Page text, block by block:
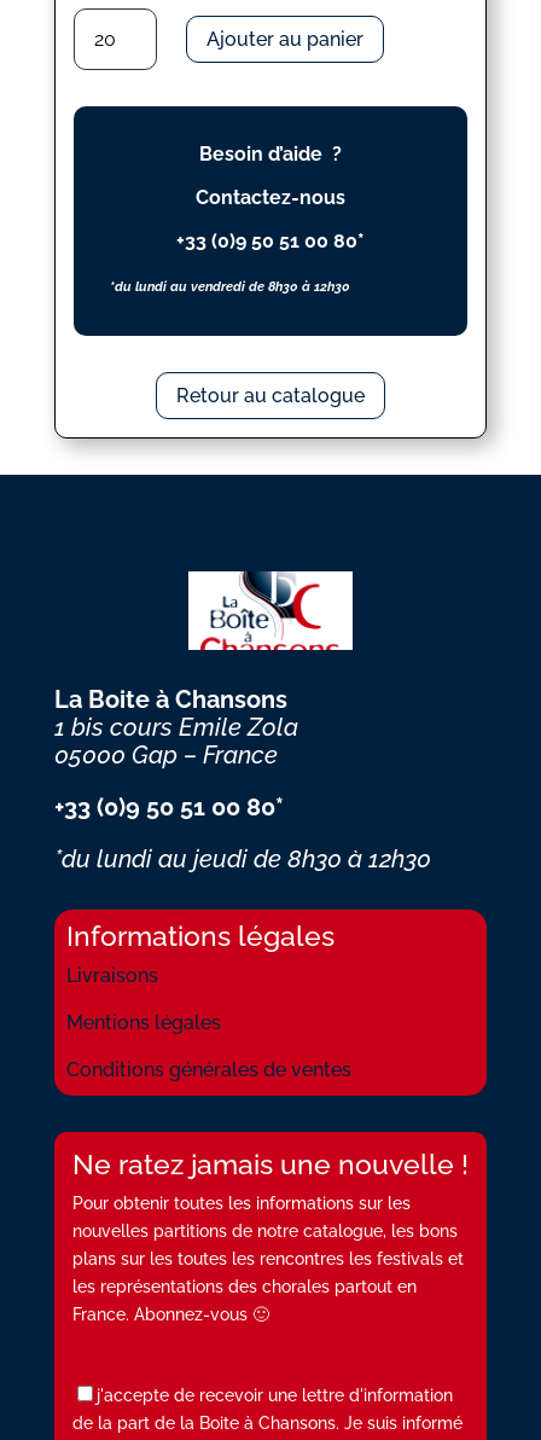
quantité
AVANCER
Ajouter au panier
Besoin d’aide ?
Contactez-nous
+33 (0)9 50 51 00 80*
*du lundi au vendredi de 8h30 à 12h30
Retour au catalogue
La Boite à Chansons
1 bis cours Emile Zola
05000 Gap – France
+33 (0)9 50 51 00 80*
*du lundi au jeudi de 8h30 à 12h30
Informations légales
Livraisons
Mentions légales
Conditions générales de ventes
Ne ratez jamais une nouvelle !
Pour obtenir toutes les informations sur les
nouvelles partitions de notre catalogue, les bons
plans sur les toutes les rencontres les festivals et
les représentations des chorales partout en
France. Abonnez-vous 🙂
j'accepte de recevoir une lettre d'information
de la part de la Boite à Chansons. Je suis informé